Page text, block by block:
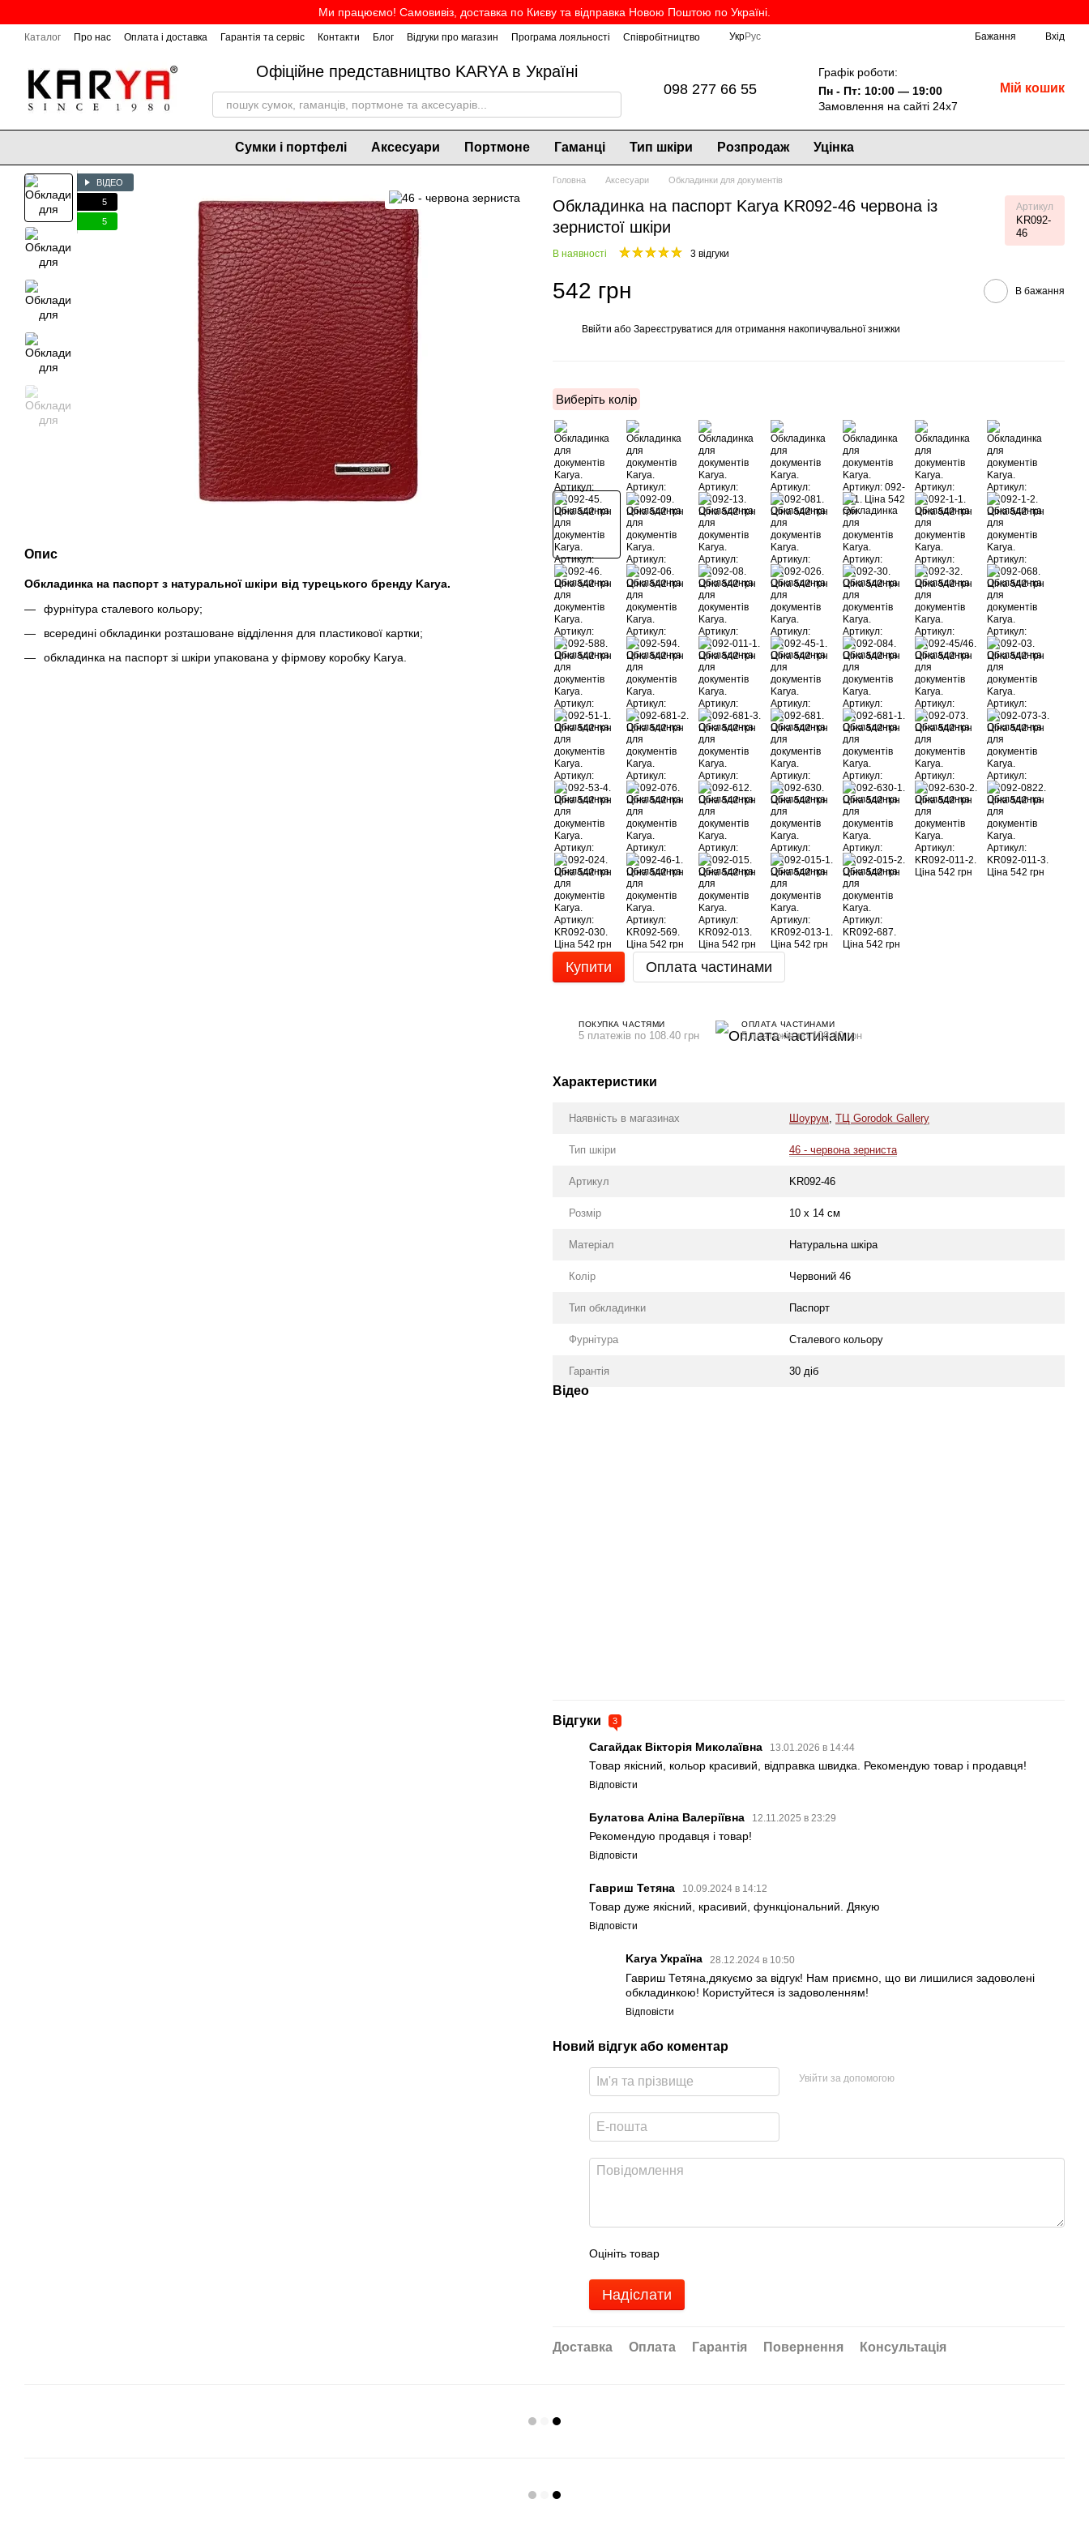
Ми працюємо! Самовивіз, доставка по Києву та відправка Новою Поштою по Україні.
Каталог Про нас Оплата і доставка Гарантія та сервіс Контакти Блог Відгуки про магазин Програма лояльності Співробітництво УкрРус Бажання Вхід
Офіційне представництво KARYA в Україні
098 277 66 55
Графік роботи:
Пн - Пт: 10:00 — 19:00
Замовлення на сайті 24х7
Мій кошик
Сумки і портфелі Аксесуари Портмоне Гаманці Тип шкіри Розпродаж Уцінка
ВІДЕО
5
5
Опис
Обкладинка на паспорт з натуральної шкіри від турецького бренду Karya.
фурнітура сталевого кольору;
всередині обкладинки розташоване відділення для пластикової картки;
обкладинка на паспорт зі шкіри упакована у фірмову коробку Karya.
Головна Аксесуари Обкладинки для документів
Обкладинка на паспорт Karya KR092-46 червона із
зернистої шкіри
Артикул
KR092-
46
В наявності 3 відгуки
542 грн В бажання
Ввійти або Зареєструватися для отримання накопичувальної знижки
Виберіть колір
Купити Оплата частинами
ПОКУПКА ЧАСТЯМИ
5 платежів по 108.40 грн
ОПЛАТА ЧАСТИНАМИ
5 платежів по 108.40 грн
Характеристики
Наявність в магазинах Шоурум, ТЦ Gorodok Gallery
Тип шкіри 46 - червона зерниста
Артикул KR092-46
Розмір 10 х 14 см
Матеріал Натуральна шкіра
Колір Червоний 46
Тип обкладинки Паспорт
Фурнітура Сталевого кольору
Гарантія 30 діб
Відео
Відгуки 3
Сагайдак Вікторія Миколаївна 13.01.2026 в 14:44
Товар якісний, кольор красивий, відправка швидка. Рекомендую товар і продавця!
Відповісти
Булатова Аліна Валеріївна 12.11.2025 в 23:29
Рекомендую продавця і товар!
Відповісти
Гавриш Тетяна 10.09.2024 в 14:12
Товар дуже якісний, красивий, функціональний. Дякую
Відповісти
Karya Україна 28.12.2024 в 10:50
Гавриш Тетяна,дякуємо за відгук! Нам приємно, що ви лишилися задоволені
обкладинкою! Користуйтеся із задоволенням!
Відповісти
Новий відгук або коментар
Увійти за допомогою
Оцініть товар
Надіслати
Доставка Оплата Гарантія Повернення Консультація